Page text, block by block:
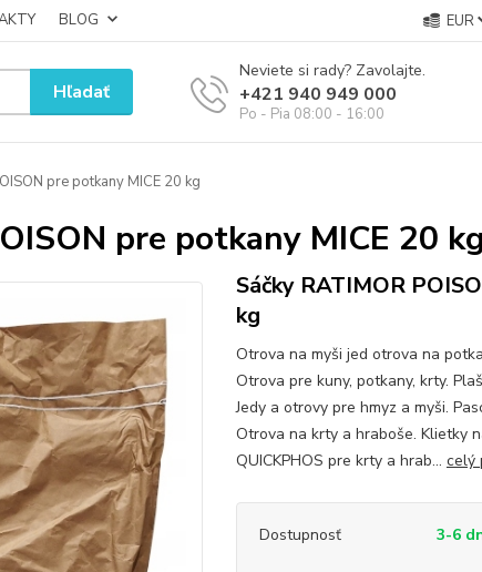
BLOG EUR
Hľadať
Neviete si rady? Zavolajte.
+421 940 949 000
Po - Pia 08:00 - 16:00
pre potkany MICE 20 kg
pre potkany MICE 20 kg
Sáčky RATIMOR
kg
Otrova na myši jed otrova na
Otrova pre kuny, potkany, krty.
Jedy a otrovy pre hmyz a myši.
Otrova na krty a hraboše. Klietky
QUICKPHOS pre krty a hrab... celý
Dostupnosť 3-6